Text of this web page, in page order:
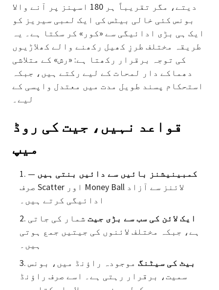
دیتے، مگر تقریباً ہر 180 اسپنز پر آنے والا
بونس کئی خالی بیٹس کی ایک لمبی سیریز کو
ایک ہی بڑی ادائیگی سے «کور» کر سکتا ہے۔ یہ
طریقہ مختلف طرزِ کھیل رکھنے والے کھلاڑیوں
کی توجہ برقرار رکھتا ہے: «رش» کے متلاشی
دھماکے دار لمحات کے لیے رکتے ہیں، جبکہ
استحکام پسند طویل مدت میں معتدل واپسی کے
لیے۔
قواعد نہیں، جیت کی روڈ
میپ
کمبینیشنز بائیں سے دائیں بنتی ہیں —
صرف Scatter اور Money Ball لائنز سے آزاد
ادائیگی کرتے ہیں۔
ایک لائن کی سب سے بڑی جیت شمار کی جاتی
ہے، جبکہ مختلف لائنوں کی جیتیں جمع ہوتی
ہیں۔
بیٹ کی سیٹنگ موجودہ راؤنڈ میں، بونس
سمیت، برقرار رہتی ہے۔ اسے صرف راؤنڈ